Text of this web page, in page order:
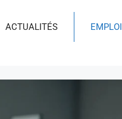
ACTUALITÉS EMPLOI